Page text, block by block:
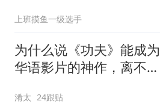
上班摸鱼一级选手
为什么说《功夫》能成为
华语影片的神作，离不开
淆太 24跟贴